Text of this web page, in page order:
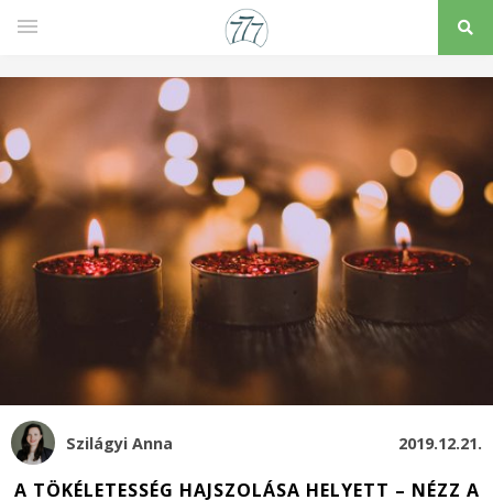
Szilágyi Anna 2019.12.21.
A TÖKÉLETESSÉG HAJSZOLÁSA HELYETT – NÉZZ A